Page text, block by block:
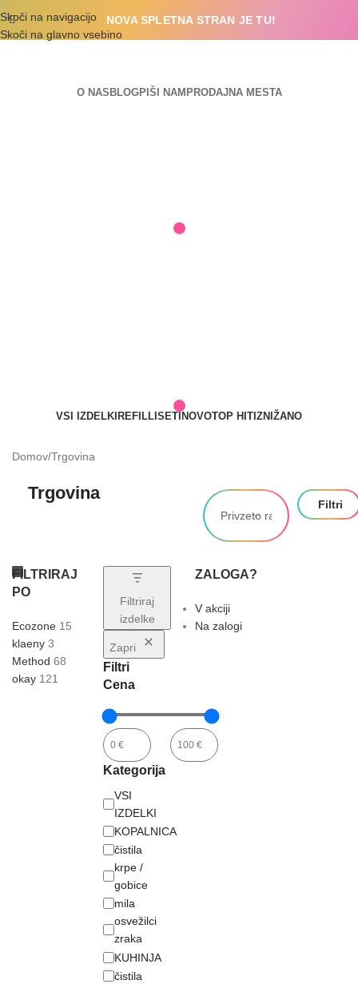
Skoči na navigacijo
Skoči na glavno vsebino
NOVA SPLETNA STRAN JE TU!
O NAS BLOGPIŠI NAM PRODAJNA MESTA
VSI IZDELKI REFILLI SETI NOVOTOP HITI ZNIŽANO
Domov Trgovina
Trgovina
Filtri
FILTRIRAJ
PO
Ecozone 15
klaeny 3
Method 68
okay 121
Filtriraj
izdelke
Zapri
Filtri
Cena
Kategorija
VSI
IZDELKI
KOPALNICA
čistila
krpe /
gobice
mila
osvežilci
zraka
KUHINJA
čistila
ZALOGA?
V akciji
Na zalogi